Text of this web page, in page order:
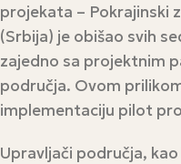
projekata – Pokrajinski
(Srbija) je obišao svih
zajedno sa projektnim
područja. Ovom
implementaciju pilot
Upravljači područja,